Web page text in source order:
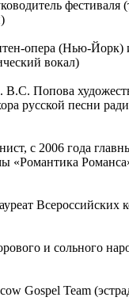
фестиваля
опера (Нью-
вокал)
Попова
русской песни
с 2006 года
Всероссийских
и сольного
Gospel Team